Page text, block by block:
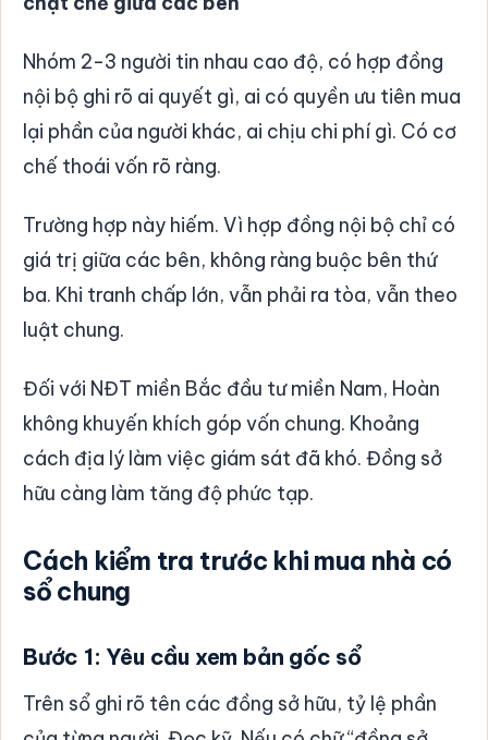
Nhóm 2-3 người tin nhau cao độ, có hợp đồng
nội bộ ghi rõ ai quyết gì, ai có quyền ưu tiên mua
lại phần của người khác, ai chịu chi phí gì. Có cơ
chế thoái vốn rõ ràng.
Trường hợp này hiếm. Vì hợp đồng nội bộ chỉ có
giá trị giữa các bên, không ràng buộc bên thứ
ba. Khi tranh chấp lớn, vẫn phải ra tòa, vẫn theo
luật chung.
Đối với NĐT miền Bắc đầu tư miền Nam, Hoàn
không khuyến khích góp vốn chung. Khoảng
cách địa lý làm việc giám sát đã khó. Đồng sở
hữu càng làm tăng độ phức tạp.
Cách kiểm tra trước khi mua nhà có
sổ chung
Bước 1: Yêu cầu xem bản gốc sổ
Trên sổ ghi rõ tên các đồng sở hữu, tỷ lệ phần